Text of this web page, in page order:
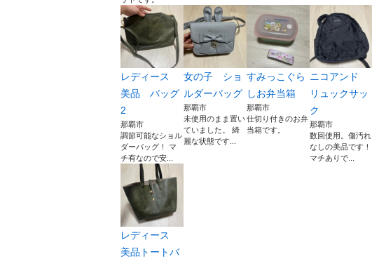
レディース
美品 バッグ
2
那覇市
調節可能なショル
ダーバッグ！ マ
チ有なので安...
女の子 ショ
ルダーバッグ
那覇市
未使用のまま置い
ていました。 綺
麗な状態です...
すみっこぐら
しお弁当箱
那覇市
仕切り付きのお弁
当箱です。
ニコアンド
リュックサッ
ク
那覇市
数回使用。傷汚れ
なしの美品です！
マチありで...
レディース
美品トートバ